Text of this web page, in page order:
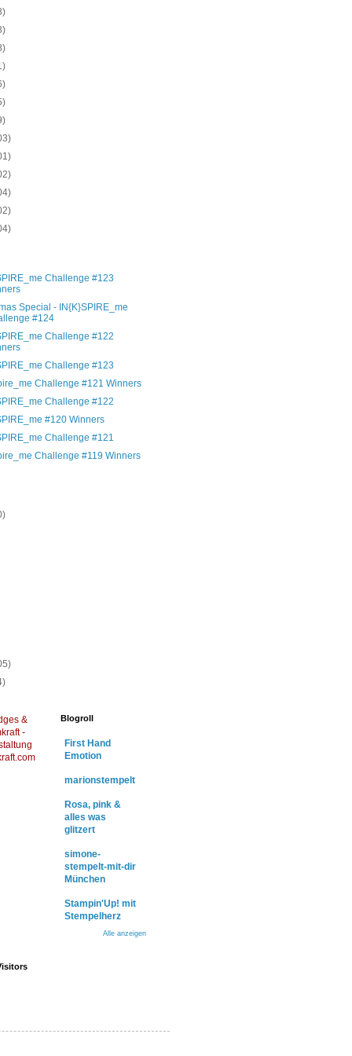
Challenge #123
Special - IN{K}SPIRE_me
#124
Challenge #122
Challenge #123
Challenge #121 Winners
Challenge #122
#120 Winners
Challenge #121
Challenge #119 Winners
&
-
Blogroll
First Hand
Emotion
marionstempelt
Rosa, pink &
alles was
glitzert
simone-
stempelt-mit-dir
München
Stampin'Up! mit
Stempelherz
Alle anzeigen